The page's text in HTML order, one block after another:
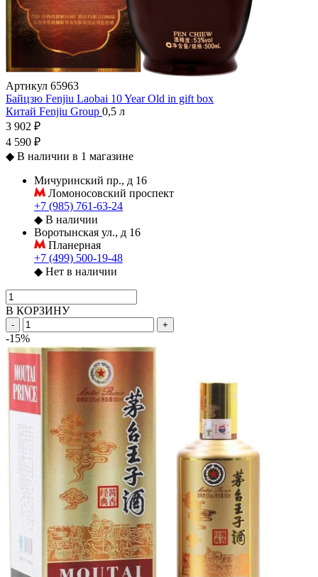
Артикул 65963
Байцзю Fenjiu Laobai 10 Year Old in gift box
Китай Fenjiu Group 0,5 л
3 902 ₽
4 590 ₽
◆ В наличии в 1 магазине
Мичуринский пр., д 16
Ломоносовский проспект
+7 (985) 761-63-24
◆ В наличии
Воротынская ул., д 16
Планерная
+7 (499) 500-19-48
◆ Нет в наличии
В КОРЗИНУ
- +
-15%